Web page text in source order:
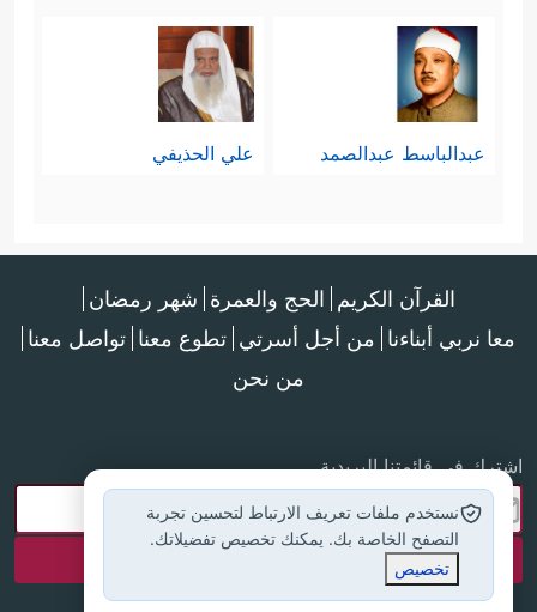
عبدالباسط عبدالصمد علي الحذيفي
القرآن الكريم الحج والعمرة شهر رمضان
معا نربي أبناءنا من أجل أسرتي تطوع معنا تواصل معنا
من نحن
اشترك في قائمتنا البريدية
نستخدم ملفات تعريف الارتباط لتحسين تجربة
التصفح الخاصة بك. يمكنك تخصيص تفضيلاتك.
تخصيص